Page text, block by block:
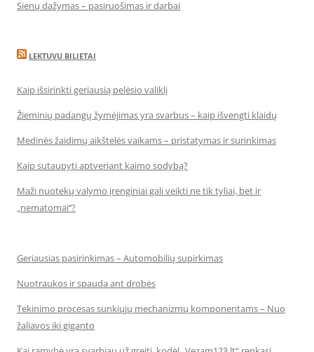
Sienų dažymas – pasiruošimas ir darbai
LEKTUVU BILIETAI
Kaip išsirinkti geriausią pelėsio valiklį
Žieminių padangų žymėjimas yra svarbus – kaip išvengti klaidų
Medinės žaidimų aikštelės vaikams – pristatymas ir surinkimas
Kaip sutaupyti aptveriant kaimo sodybą?
Maži nuotekų valymo įrenginiai gali veikti ne tik tyliai, bet ir
„nematomai‘‘?
Geriausias pasirinkimas – Automobilių supirkimas
Nuotraukos ir spauda ant drobės
Tekinimo procesas sunkiųjų mechanizmų komponentams – Nuo
žaliavos iki giganto